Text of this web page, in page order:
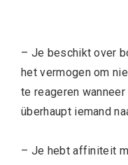
– Je beschikt over
het vermogen om
te reageren
überhaupt iemand
– Je hebt affiniteit